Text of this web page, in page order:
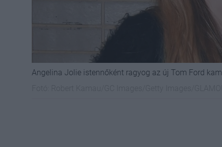
Angelina Jolie istennőként ragyog az új Tom Ford